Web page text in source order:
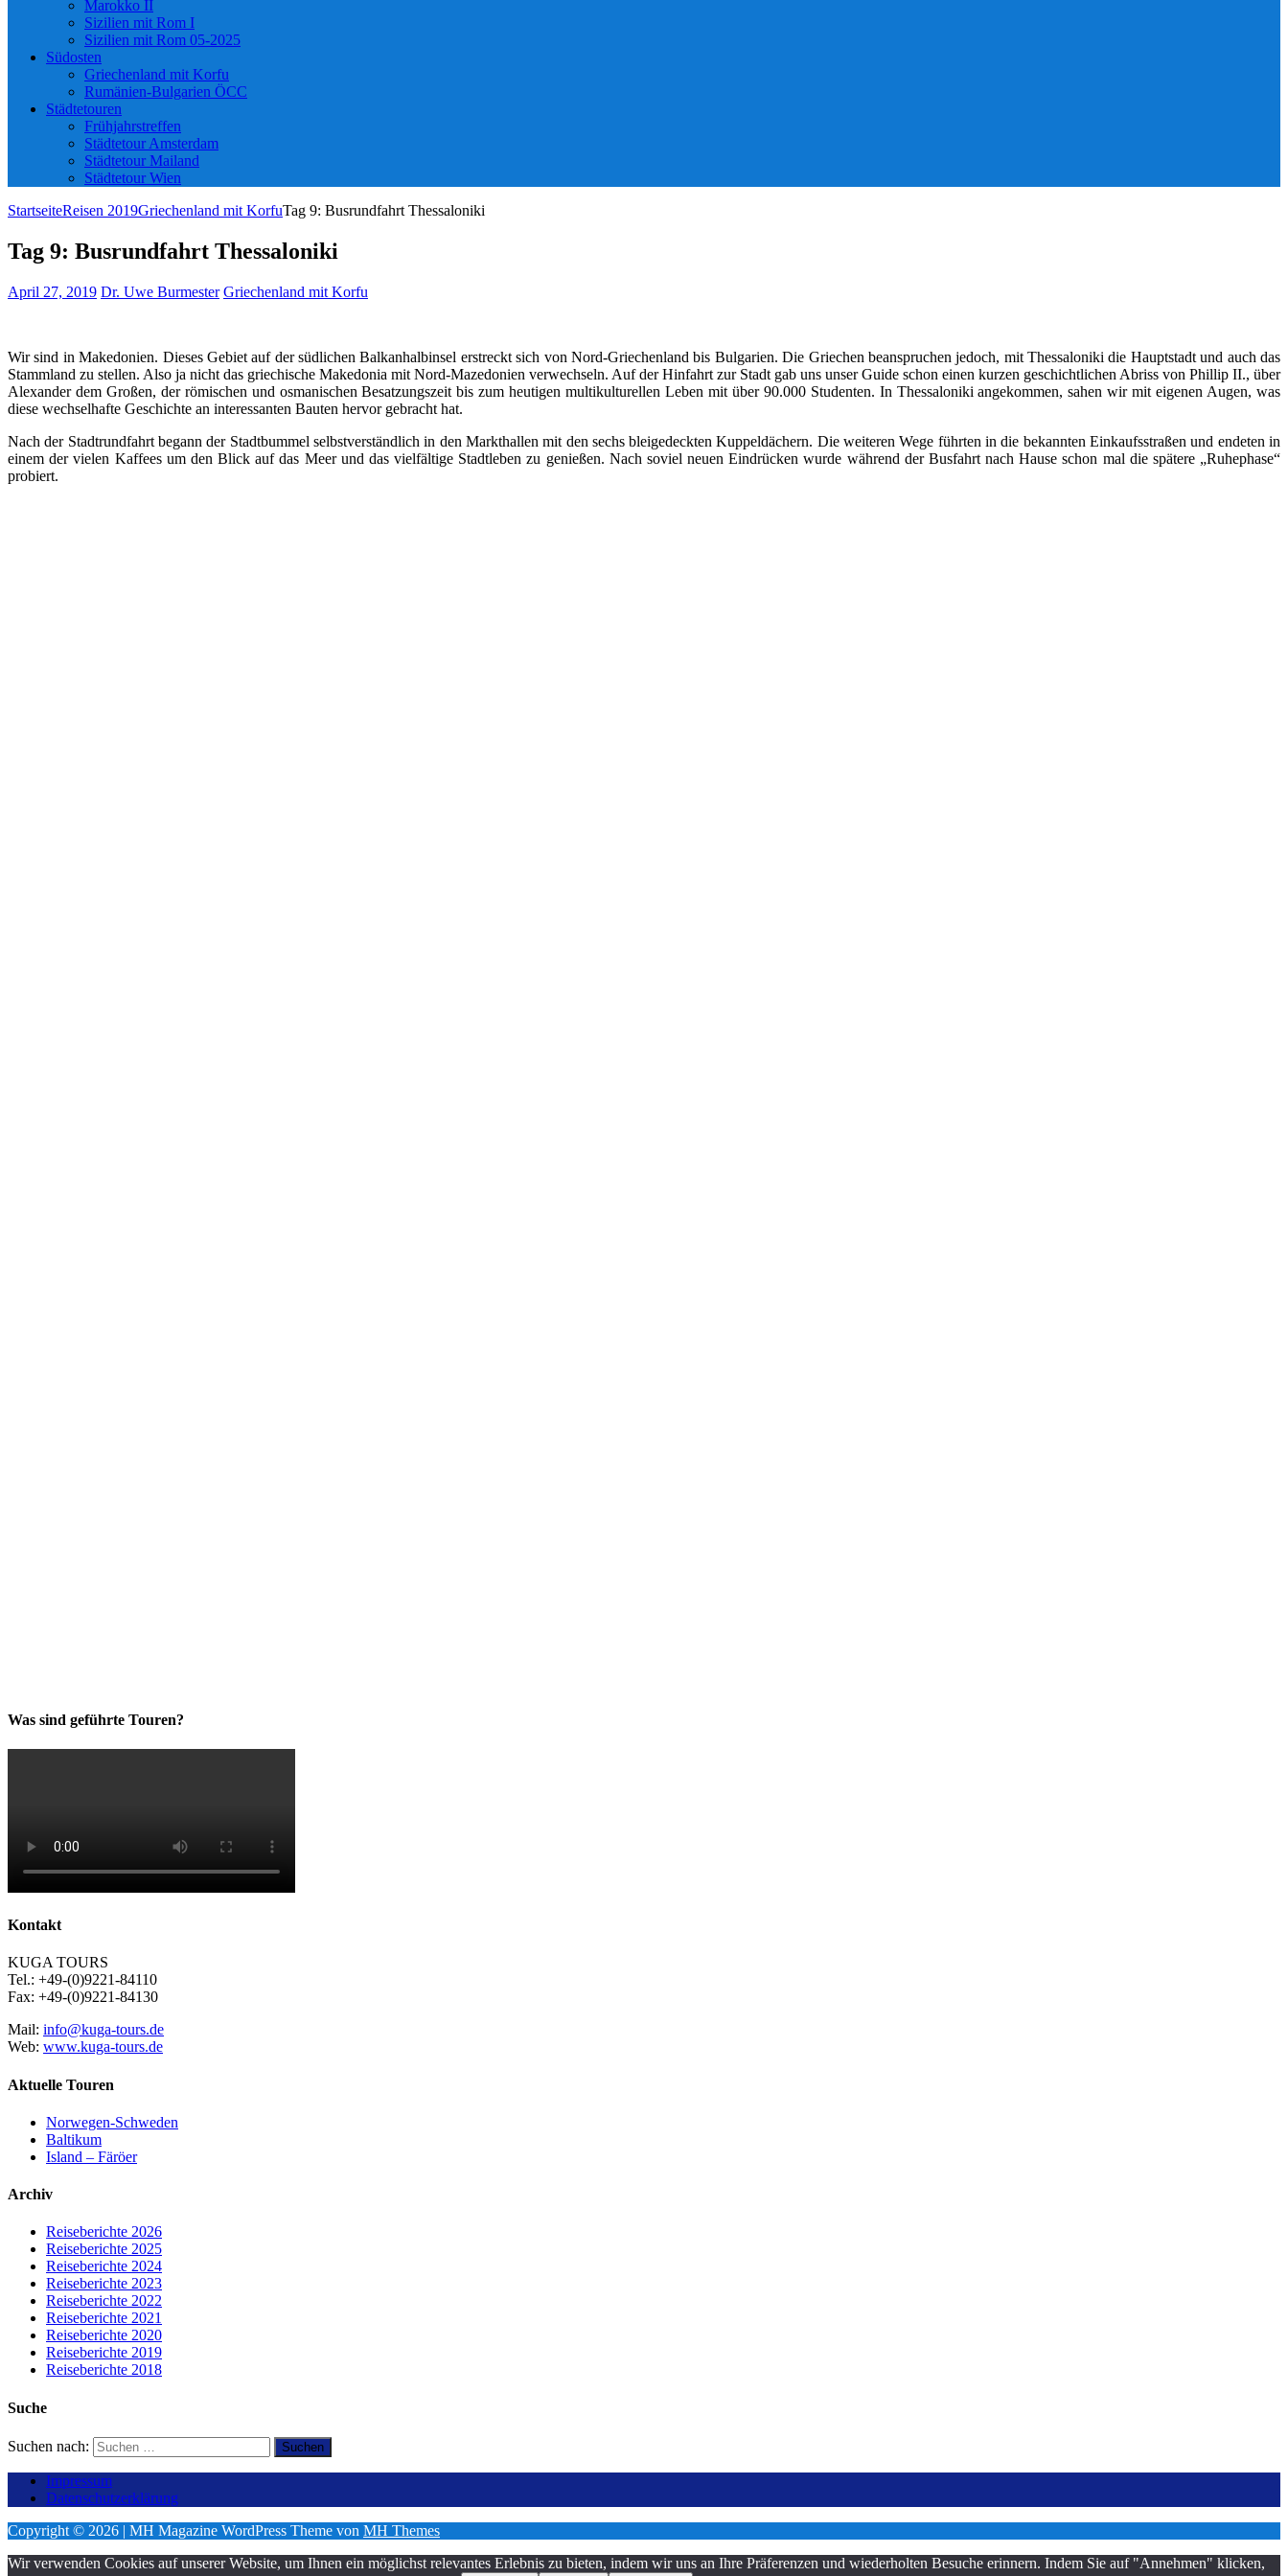
Marokko II
Sizilien mit Rom I
Sizilien mit Rom 05-2025
Südosten
Griechenland mit Korfu
Rumänien-Bulgarien ÖCC
Städtetouren
Frühjahrstreffen
Städtetour Amsterdam
Städtetour Mailand
Städtetour Wien
StartseiteReisen 2019Griechenland mit KorfuTag 9: Busrundfahrt Thessaloniki
Tag 9: Busrundfahrt Thessaloniki
April 27, 2019 Dr. Uwe Burmester Griechenland mit Korfu
Wir sind in Makedonien. Dieses Gebiet auf der südlichen Balkanhalbinsel erstreckt sich von Nord-Griechenland bis Bulgarien. Die Griechen beanspruchen jedoch, mit Thessaloniki die Hauptstadt und auch das
Stammland zu stellen. Also ja nicht das griechische Makedonia mit Nord-Mazedonien verwechseln. Auf der Hinfahrt zur Stadt gab uns unser Guide schon einen kurzen geschichtlichen Abriss von Phillip II., über
Alexander dem Großen, der römischen und osmanischen Besatzungszeit bis zum heutigen multikulturellen Leben mit über 90.000 Studenten. In Thessaloniki angekommen, sahen wir mit eigenen Augen, was
diese wechselhafte Geschichte an interessanten Bauten hervor gebracht hat.
Nach der Stadtrundfahrt begann der Stadtbummel selbstverständlich in den Markthallen mit den sechs bleigedeckten Kuppeldächern. Die weiteren Wege führten in die bekannten Einkaufsstraßen und endeten in
einem der vielen Kaffees um den Blick auf das Meer und das vielfältige Stadtleben zu genießen. Nach soviel neuen Eindrücken wurde während der Busfahrt nach Hause schon mal die spätere „Ruhephase“
probiert.
Was sind geführte Touren?
Kontakt
KUGA TOURS
Tel.: +49-(0)9221-84110
Fax: +49-(0)9221-84130
Mail: info@kuga-tours.de
Web: www.kuga-tours.de
Aktuelle Touren
Norwegen-Schweden
Baltikum
Island – Färöer
Archiv
Reiseberichte 2026
Reiseberichte 2025
Reiseberichte 2024
Reiseberichte 2023
Reiseberichte 2022
Reiseberichte 2021
Reiseberichte 2020
Reiseberichte 2019
Reiseberichte 2018
Suche
Suchen nach:
Impressum
Datenschutzerklärung
Copyright © 2026 | MH Magazine WordPress Theme von MH Themes
Wir verwenden Cookies auf unserer Website, um Ihnen ein möglichst relevantes Erlebnis zu bieten, indem wir uns an Ihre Präferenzen und wiederholten Besuche erinnern. Indem Sie auf "Annehmen" klicken,